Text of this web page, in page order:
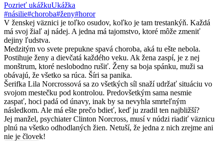
Pozrieť ukážkuUkážka
#násilie#choroba#ženy#horor
V ženskej väznici je toľko osudov, koľko je tam trestankýň. Každá
má svoj žiaľ aj nádej. A jedna má tajomstvo, ktoré môže zmeniť
dejiny ľudstva.
Medzitým vo svete prepukne spavá choroba, aká tu ešte nebola.
Postihuje ženy a dievčatá každého veku. Ak žena zaspí, je z nej
monštrum, ktoré neslobodno rušiť. Ženy sa boja spánku, muži sa
obávajú, že všetko sa rúca. Šíri sa panika.
Šerifka Lila Norcrossová sa zo všetkých síl snaží udržať situáciu vo
svojom mestečku pod kontrolou. Predovšetkým sama nesmie
zaspať, hoci padá od únavy, inak by sa nevyhla smrteľným
následkom. Ale má ešte prečo bdieť, keď ju zradil ten najbližší?
Jej manžel, psychiater Clinton Norcross, musí v núdzi riadiť väznicu
plnú na všetko odhodlaných žien. Netuší, že jedna z nich zrejme ani
nie je človek!